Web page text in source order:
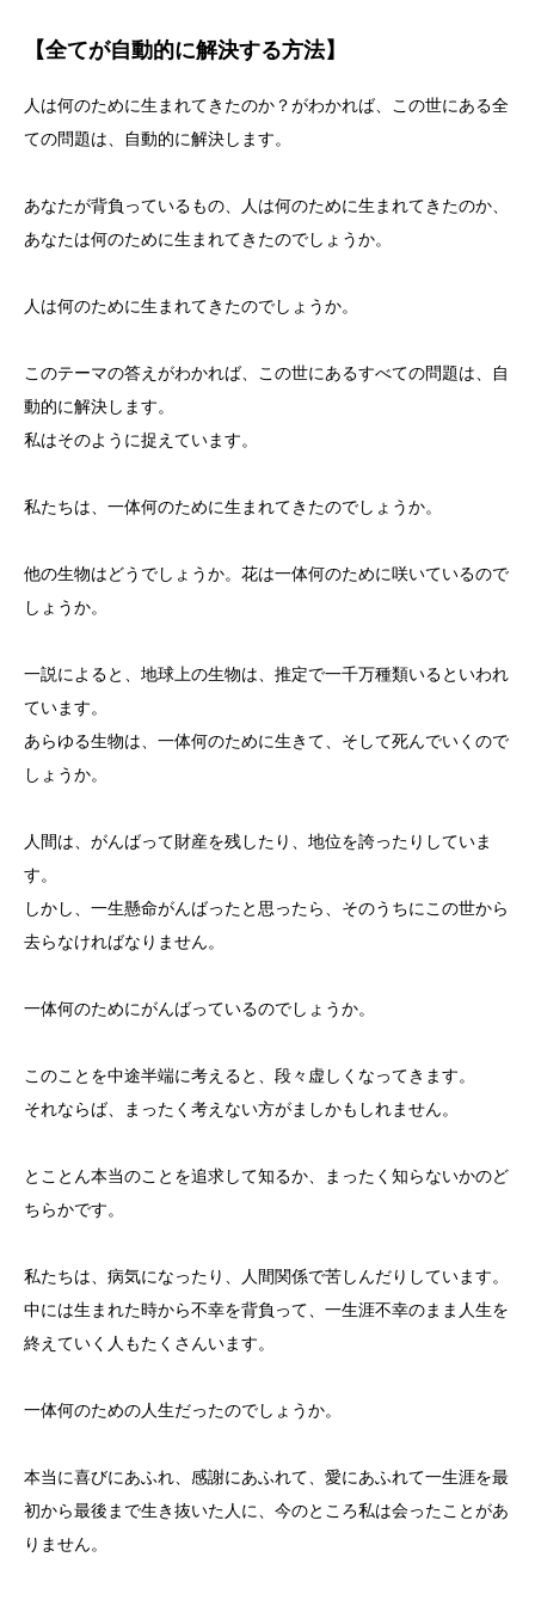
【全てが自動的に解決する方法】
人は何のために生まれてきたのか？がわかれば、この世にある全
ての問題は、自動的に解決します。
あなたが背負っているもの、人は何のために生まれてきたのか、
あなたは何のために生まれてきたのでしょうか。
人は何のために生まれてきたのでしょうか。
このテーマの答えがわかれば、この世にあるすべての問題は、自
動的に解決します。
私はそのように捉えています。
私たちは、一体何のために生まれてきたのでしょうか。
他の生物はどうでしょうか。花は一体何のために咲いているので
しょうか。
一説によると、地球上の生物は、推定で一千万種類いるといわれ
ています。
あらゆる生物は、一体何のために生きて、そして死んでいくので
しょうか。
人間は、がんばって財産を残したり、地位を誇ったりしていま
す。
しかし、一生懸命がんばったと思ったら、そのうちにこの世から
去らなければなりません。
一体何のためにがんばっているのでしょうか。
このことを中途半端に考えると、段々虚しくなってきます。
それならば、まったく考えない方がましかもしれません。
とことん本当のことを追求して知るか、まったく知らないかのど
ちらかです。
私たちは、病気になったり、人間関係で苦しんだりしています。
中には生まれた時から不幸を背負って、一生涯不幸のまま人生を
終えていく人もたくさんいます。
一体何のための人生だったのでしょうか。
本当に喜びにあふれ、感謝にあふれて、愛にあふれて一生涯を最
初から最後まで生き抜いた人に、今のところ私は会ったことがあ
りません。